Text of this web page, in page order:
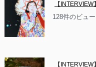
【
128件のビュー
【